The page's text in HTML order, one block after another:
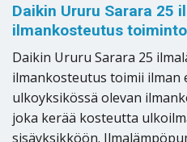
Daikin Ururu Sarara 25
ilmankosteutus toiminto
Daikin Ururu Sarara 25
ilmankosteutus toimii ilman
ulkoyksikössä olevan
joka kerää kosteutta
sisäyksikköön.